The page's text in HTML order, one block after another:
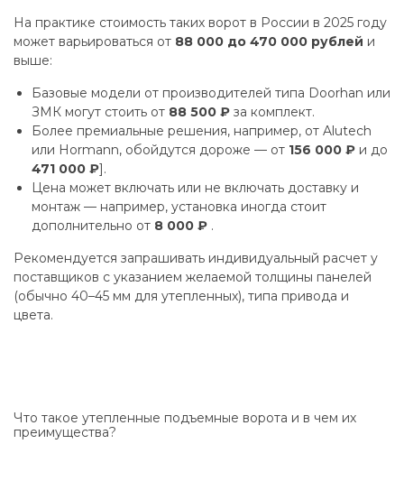
На практике стоимость таких ворот в России в 2025 году
может варьироваться от 88 000 до 470 000 рублей и
выше:
Базовые модели от производителей типа Doorhan или
ЗМК могут стоить от 88 500 ₽ за комплект.
Более премиальные решения, например, от Alutech
или Hormann, обойдутся дороже — от 156 000 ₽ и до
471 000 ₽].
Цена может включать или не включать доставку и
монтаж — например, установка иногда стоит
дополнительно от 8 000 ₽ .
Рекомендуется запрашивать индивидуальный расчет у
поставщиков с указанием желаемой толщины панелей
(обычно 40–45 мм для утепленных), типа привода и
цвета.
Что такое утепленные подъемные ворота и в чем их
преимущества?